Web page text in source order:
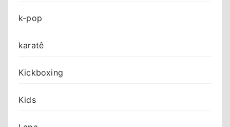
k-pop
karatê
Kickboxing
Kids